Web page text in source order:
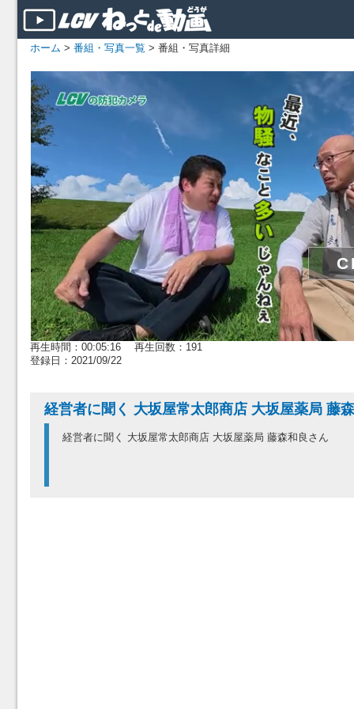
ホーム > 番組・写真一覧 > 番組・写真詳細
再生時間：00:05:16 再生回数：191
登録日：2021/09/22
経営者に聞く 大坂屋常太郎商店 大坂屋薬局 藤
経営者に聞く 大坂屋常太郎商店 大坂屋薬局 藤森和良さん